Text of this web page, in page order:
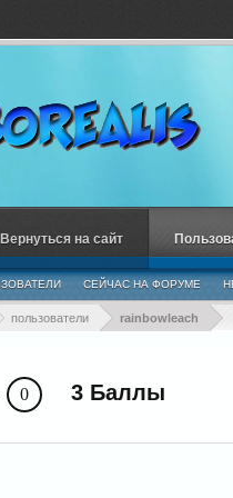
пользователи rainbowleach
0 3 Баллы
Вернуться на сайт
СЕЙЧАС НА ФОРУМЕ